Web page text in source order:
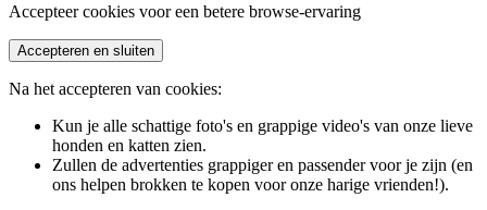
Accepteer cookies voor een betere browse-ervaring
Accepteren en sluiten
Na het accepteren van cookies:
Kun je alle schattige foto's en grappige video's van onze lieve
honden en katten zien.
Zullen de advertenties grappiger en passender voor je zijn (en
ons helpen brokken te kopen voor onze harige vrienden!).